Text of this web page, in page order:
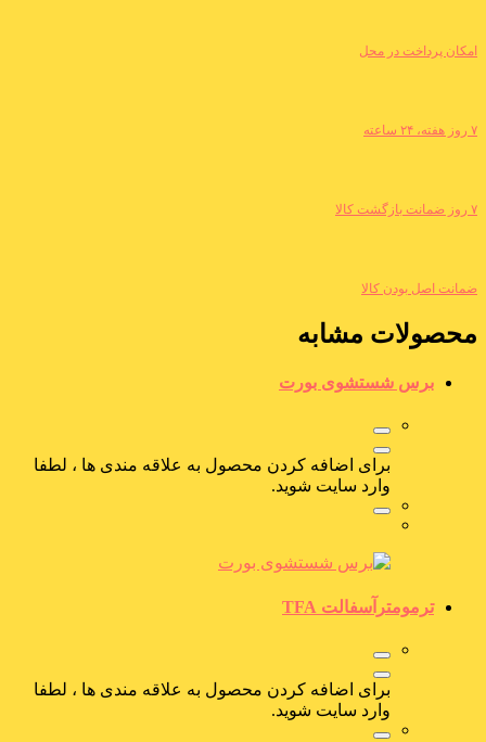
امکان پرداخت در محل
۷ روز هفته، ۲۴ ساعته
۷ روز ضمانت بازگشت کالا
ضمانت اصل بودن کالا
محصولات مشابه
برس شستشوی بورت
برای اضافه کردن محصول به علاقه مندی ها ، لطفا
وارد سایت شوید.
ترمومترآسفالت TFA
برای اضافه کردن محصول به علاقه مندی ها ، لطفا
وارد سایت شوید.